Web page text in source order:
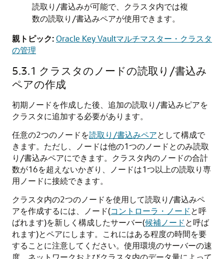
読取り/書込みが可能で、クラスタ内では複
数の読取り/書込みペアが使用できます。
親トピック:Oracle Key Vaultマルチマスター・クラスタ
の管理
5.3.1 クラスタのノードの読取り/書込み
ペアの作成
初期ノードを作成した後、追加の読取り/書込みピアを
クラスタに追加する必要があります。
任意の2つのノードを読取り/書込みペアとして構成で
きます。ただし、ノードは他の1つのノードとのみ読取
り/書込みペアにできます。クラスタ内のノードの合計
数が16を超えないかぎり、ノードは1つ以上の読取り専
用ノードに接続できます。
クラスタ内の2つのノードを使用して読取り/書込みペ
アを作成するには、ノード(コントローラ・ノードと呼
ばれます)を新しく構成したサーバー(候補ノードと呼ば
れます)とペアにします。これにはある程度の時間を要
することに注意してください。使用環境のサーバーの速
度、ネットワークおよびクラスタ内のデータ量によって